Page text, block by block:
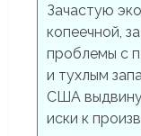
Зачастую
копеечной,
проблемы с
и тухлым
США
иски к